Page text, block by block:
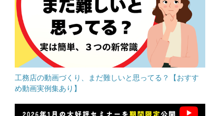
工務店の動画づくり、まだ難しいと思ってる？【おすす
め動画実例集あり】